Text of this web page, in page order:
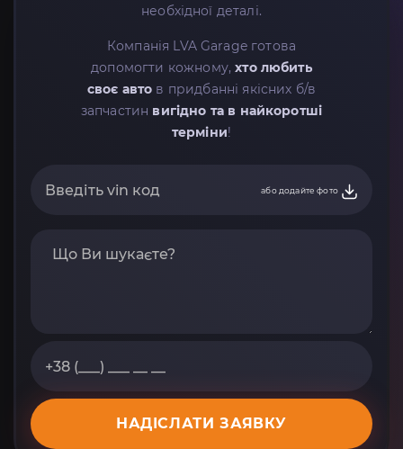
необхідної деталі.
Компанія LVA Garage готова
допомогти кожному,хто любить
своє авто в придбанні якісних б/в
запчастин вигідно та в найкоротші
терміни!
або додайте фото
НАДІСЛАТИ ЗАЯВКУ